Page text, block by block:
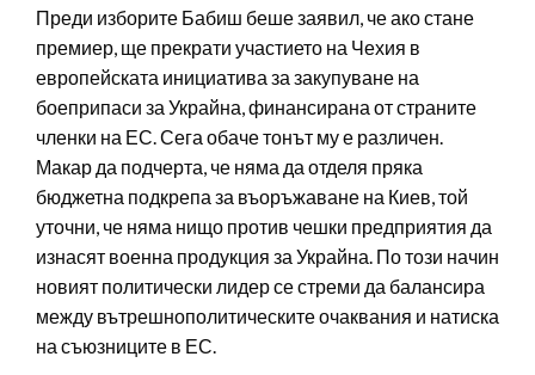
Преди изборите Бабиш беше заявил, че ако стане
премиер, ще прекрати участието на Чехия в
европейската инициатива за закупуване на
боеприпаси за Украйна, финансирана от страните
членки на ЕС. Сега обаче тонът му е различен.
Макар да подчерта, че няма да отделя пряка
бюджетна подкрепа за въоръжаване на Киев, той
уточни, че няма нищо против чешки предприятия да
изнасят военна продукция за Украйна. По този начин
новият политически лидер се стреми да балансира
между вътрешнополитическите очаквания и натиска
на съюзниците в ЕС.